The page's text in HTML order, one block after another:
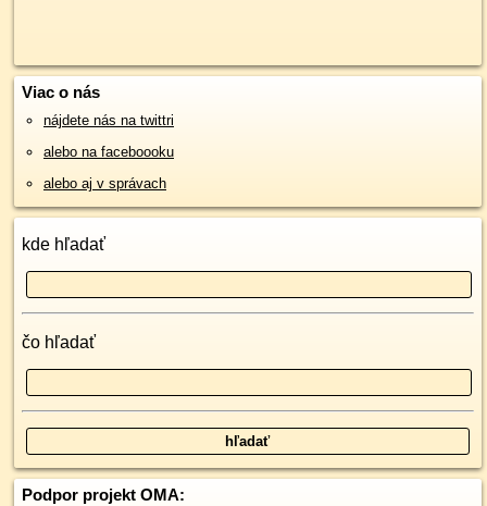
Viac o nás
nájdete nás na twittri
alebo na faceboooku
alebo aj v správach
kde hľadať
čo hľadať
Podpor projekt OMA: